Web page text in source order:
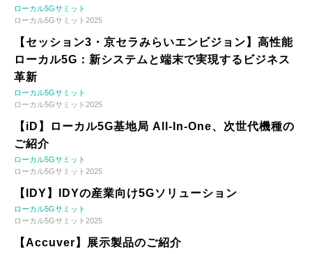
ローカル5Gサミット
ローカル5Gサミット2025
【セッション3・京セラみらいエンビジョン】高性能
ローカル5G：新システムと端末で実現するビジネス
革新
ローカル5Gサミット
ローカル5Gサミット2025
【iD】ローカル5G基地局 All-In-One、次世代機種の
ご紹介
ローカル5Gサミット
ローカル5Gサミット2025
【IDY】IDYの産業向け5Gソリューション
ローカル5Gサミット
ローカル5Gサミット2025
【Accuver】展示製品のご紹介